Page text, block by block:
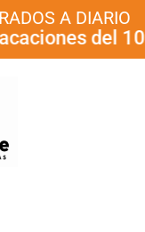
A DIARIO
del 10 al